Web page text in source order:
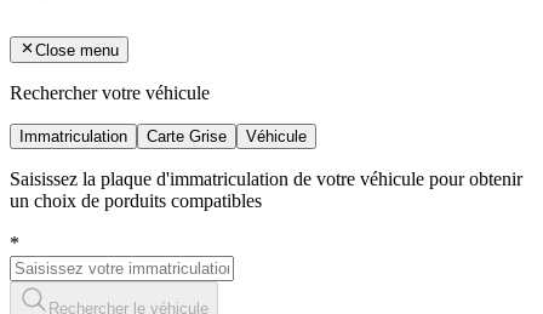
Close menu
Rechercher votre véhicule
Immatriculation Carte Grise Véhicule
Saisissez la plaque d'immatriculation de votre véhicule pour obtenir
un choix de porduits compatibles
*
Rechercher le véhicule